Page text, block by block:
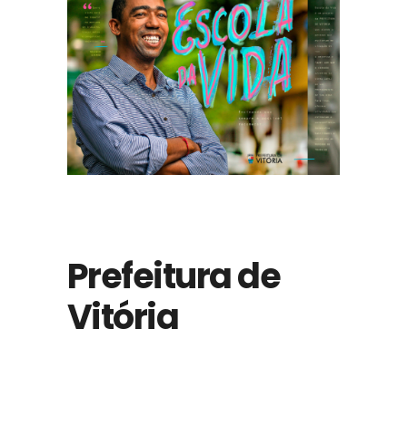
Prefeitura de
Vitória